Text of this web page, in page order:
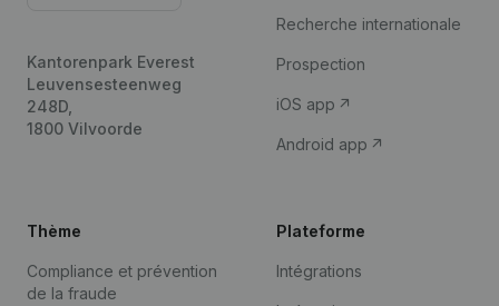
Kantorenpark Everest
Leuvensesteenweg
248D,
1800 Vilvoorde
Recherche internationale
Prospection
iOS app
Android app
Thème
Compliance et prévention
de la fraude
Plateforme
Intégrations